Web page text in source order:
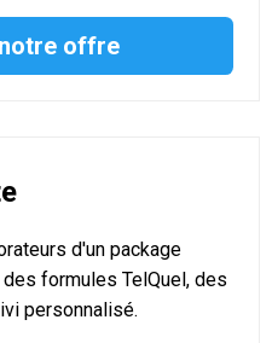
offre
d'un package
formules TelQuel, des
personnalisé.